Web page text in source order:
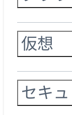
仮想
セキ